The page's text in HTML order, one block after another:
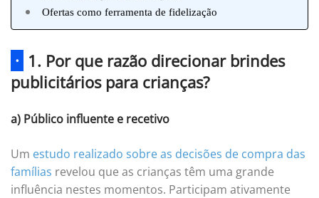
Ofertas como ferramenta de fidelização
· 1. Por que razão direcionar brindes
publicitários para crianças?
a) Público influente e recetivo
Um estudo realizado sobre as decisões de compra das
famílias revelou que as crianças têm uma grande
influência nestes momentos. Participam ativamente